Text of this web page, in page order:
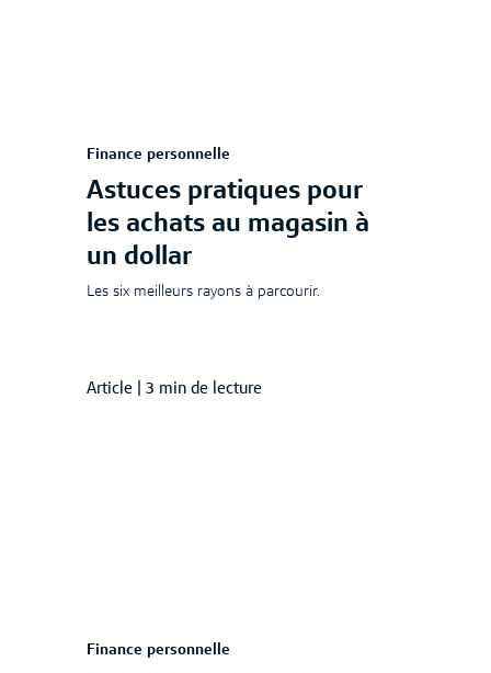
Finance personnelle
Astuces pratiques pour
les achats au magasin à
un dollar
Les six meilleurs rayons à parcourir.
Article 3 min de lecture
Finance personnelle